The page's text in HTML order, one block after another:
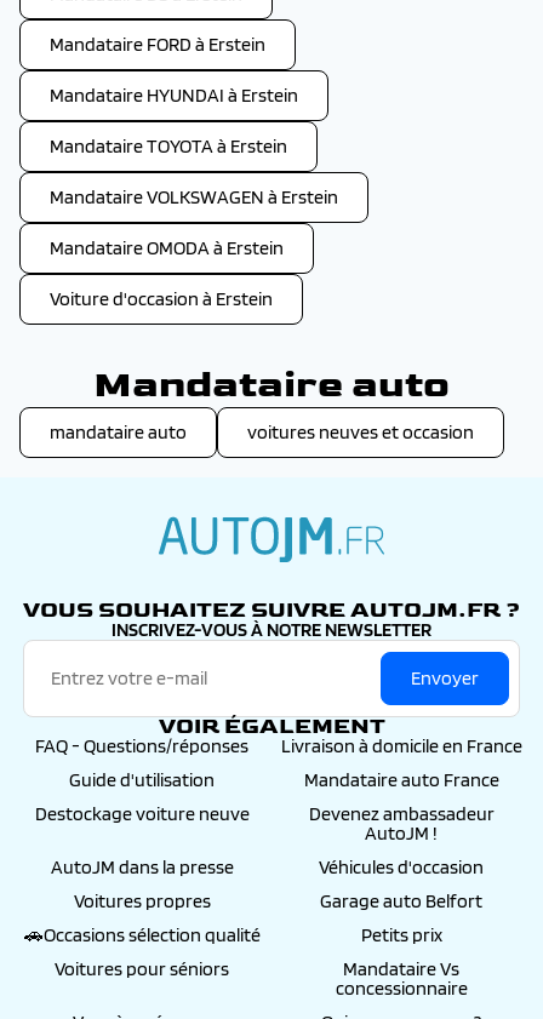
Mandataire FORD à Erstein
Mandataire HYUNDAI à Erstein
Mandataire TOYOTA à Erstein
Mandataire VOLKSWAGEN à Erstein
Mandataire OMODA à Erstein
Voiture d'occasion à Erstein
Mandataire auto
mandataire auto voitures neuves et occasion
VOUS SOUHAITEZ SUIVRE AUTOJM.FR ?
INSCRIVEZ-VOUS À NOTRE NEWSLETTER
Envoyer
VOIR ÉGALEMENT
FAQ - Questions/réponses
Livraison à domicile en France
Guide d'utilisation
Mandataire auto France
Destockage voiture neuve
Devenez ambassadeur
AutoJM !
AutoJM dans la presse
Véhicules d'occasion
Voitures propres
Garage auto Belfort
🚗Occasions sélection qualité
Petits prix
Voitures pour séniors
Mandataire Vs
concessionnaire